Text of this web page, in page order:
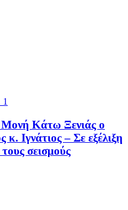
Μονή Κάτω Ξενιάς ο
Ιγνάτιος – Σε εξέλιξη
σεισμούς